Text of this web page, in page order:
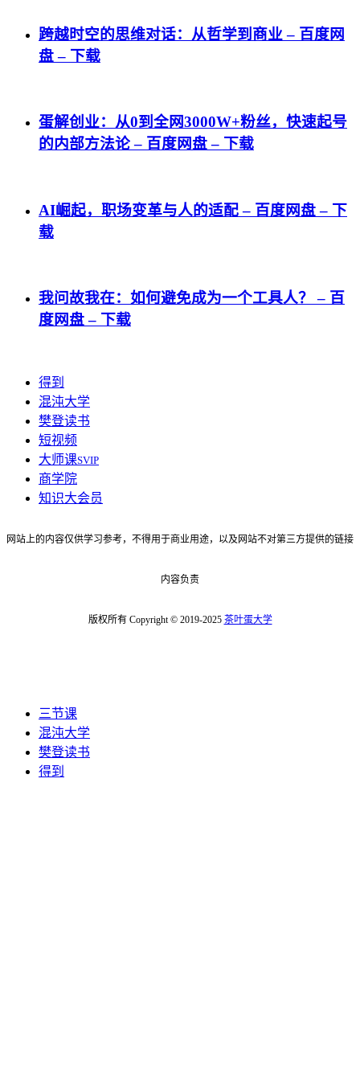
跨越时空的思维对话：从哲学到商业 – 百度网
盘 – 下载
蛋解创业：从0到全网3000W+粉丝，快速起号
的内部方法论 – 百度网盘 – 下载
AI崛起，职场变革与人的适配 – 百度网盘 – 下
载
我问故我在：如何避免成为一个工具人？ – 百
度网盘 – 下载
得到
混沌大学
樊登读书
短视频
大师课SVIP
商学院
知识大会员
网站上的内容仅供学习参考，不得用于商业用途，以及网站不对第三方提供的链接
内容负责
版权所有 Copyright © 2019-2025 茶叶蛋大学
三节课
混沌大学
樊登读书
得到